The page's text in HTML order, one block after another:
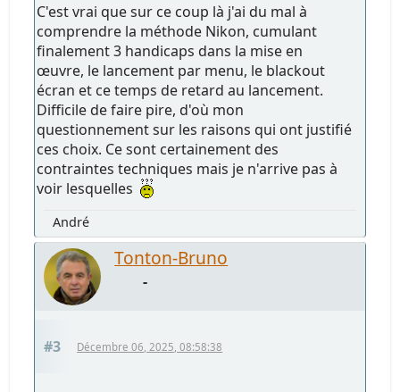
C'est vrai que sur ce coup là j'ai du mal à
comprendre la méthode Nikon, cumulant
finalement 3 handicaps dans la mise en
œuvre, le lancement par menu, le blackout
écran et ce temps de retard au lancement.
Difficile de faire pire, d'où mon
questionnement sur les raisons qui ont justifié
ces choix. Ce sont certainement des
contraintes techniques mais je n'arrive pas à
voir lesquelles
André
Tonton-Bruno
-
#3 Décembre 06, 2025, 08:58:38